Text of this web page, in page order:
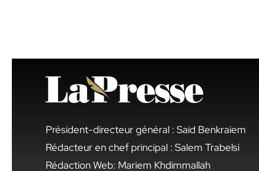
Président-directeur général : Said Benkraiem
Rédacteur en chef principal : Salem Trabelsi
Rédaction Web: Mariem Khdimmallah